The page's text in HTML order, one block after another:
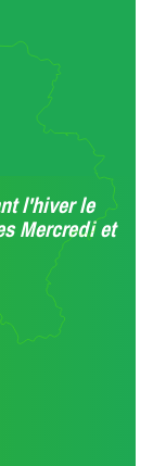
l'hiver le
Mercredi et